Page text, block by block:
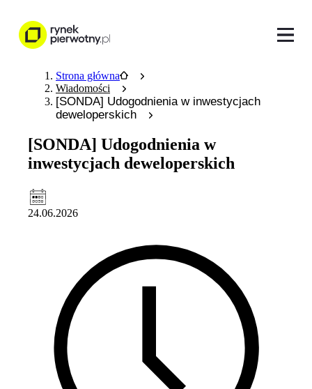
Strona główna
Wiadomości
[SONDA] Udogodnienia w inwestycjach
deweloperskich
[SONDA] Udogodnienia w
inwestycjach deweloperskich
24.06.2026